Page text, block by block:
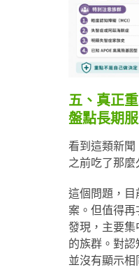
五、真正
盤點長期
看到這類新聞
之前吃了那麼
這個問題，目
案。但值得再
發現，主要集
的族群。對
並沒有顯示相